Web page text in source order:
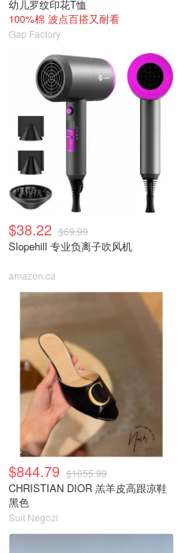
幼儿罗纹印花T恤
100%棉 波点百搭又耐看
Gap Factory
$38.22 $69.99
Slopehill 专业负离子吹风机
amazon.ca
$844.79 $1055.99
CHRISTIAN DIOR 羔羊皮高跟凉鞋
黑色
Suit Negozi